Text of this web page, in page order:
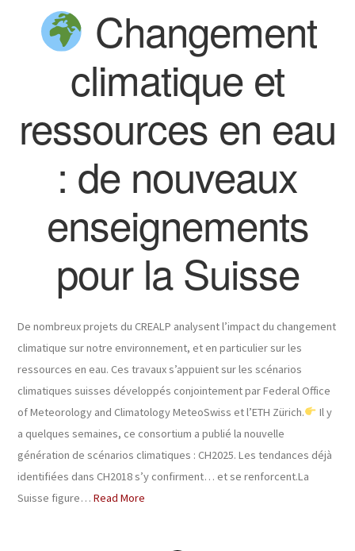
Changement
climatique et
ressources en eau
: de nouveaux
enseignements
pour la Suisse
De nombreux projets du CREALP analysent l’impact du changement
climatique sur notre environnement, et en particulier sur les
ressources en eau. Ces travaux s’appuient sur les scénarios
climatiques suisses développés conjointement par Federal Office
of Meteorology and Climatology MeteoSwiss et l’ETH Zürich.
Il y
a quelques semaines, ce consortium a publié la nouvelle
génération de scénarios climatiques : CH2025. Les tendances déjà
identifiées dans CH2018 s’y confirment… et se renforcent.La
Suisse figure… Read More